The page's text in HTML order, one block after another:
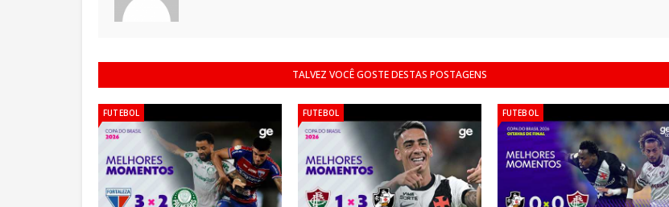
TALVEZ VOCÊ GOSTE DESTAS POSTAGENS
FUTEBOL FUTEBOL FUTEBOL